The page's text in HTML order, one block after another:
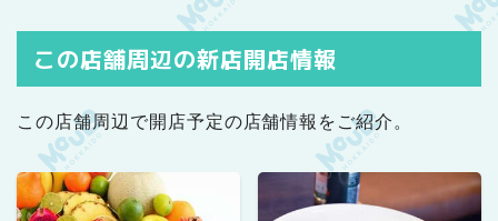
この店舗周辺の新店開店情報
この店舗周辺で開店予定の店舗情報をご紹介。